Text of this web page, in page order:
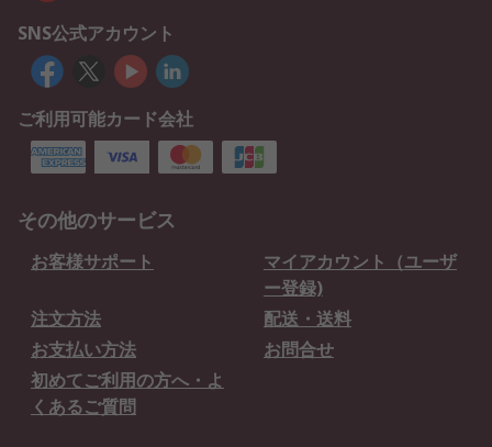
SNS公式アカウント
ご利用可能カード会社
その他のサービス
お客様サポート
マイアカウント（ユーザ
ー登録)
注文方法
配送・送料
お支払い方法
お問合せ
初めてご利用の方へ・よ
くあるご質問